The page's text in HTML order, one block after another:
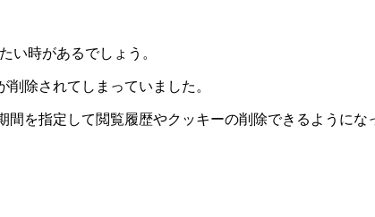
い時があるでしょう。
除されてしまっていました。
を指定して閲覧履歴やクッキーの削除できるようにな